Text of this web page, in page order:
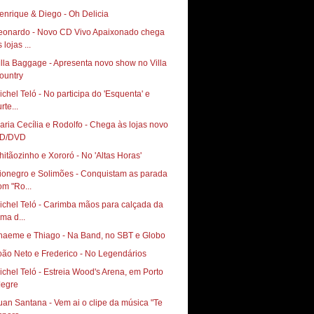
& Diego - Oh Delicia
- Novo CD Vivo Apaixonado chega
lojas ...
Baggage - Apresenta novo show no Villa
Country‏
Teló - No participa do 'Esquenta' e
Cecília e Rodolfo - Chega às lojas novo
DVD
e Xororó - No 'Altas Horas'
e Solimões - Conquistam as parada
"Ro...
Teló - Carimba mãos para calçada da
d...
e Thiago - Na Band, no SBT e Globo
Neto e Frederico - No Legendários
Teló - Estreia Wood's Arena, em Porto
Santana - Vem ai o clipe da música "Te